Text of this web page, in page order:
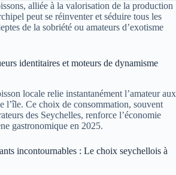
alliée à la valorisation de la production
peut se réinventer et séduire tous les
de la sobriété ou amateurs d’exotisme
identitaires et moteurs de dynamisme
locale relie instantanément l’amateur aux
l’île. Ce choix de consommation, souvent
des Seychelles, renforce l’économie
gastronomique en 2025.
incontournables : Le choix seychellois à